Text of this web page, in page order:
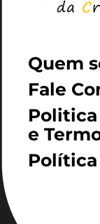
Quem
Fale
e
Política